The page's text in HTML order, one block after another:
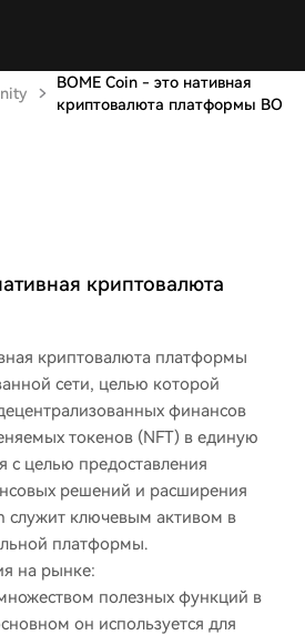
BOME Coin - это нативная
криптовалюта платформы BO
криптовалюта
криптовалюта платформы
сети, целью которой
финансов
токенов (NFT) в единую
с целью предоставления
решений и расширения
служит ключевым активом в
платформы.
на рынке:
полезных функций в
он используется для